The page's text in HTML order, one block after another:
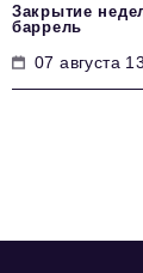
Закрытие
баррель
07 августа